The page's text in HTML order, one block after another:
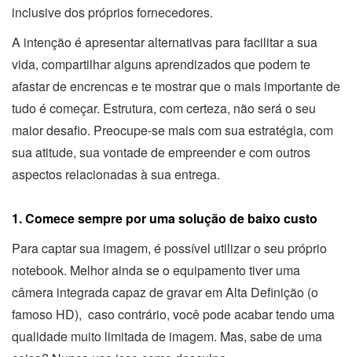
inclusive dos próprios fornecedores.
A intenção é apresentar alternativas para facilitar a sua
vida, compartilhar alguns aprendizados que podem te
afastar de encrencas e te mostrar que o mais importante de
tudo é começar. Estrutura, com certeza, não será o seu
maior desafio. Preocupe-se mais com sua estratégia, com
sua atitude, sua vontade de empreender e com outros
aspectos relacionadas à sua entrega.
1. Comece sempre por uma solução de baixo custo
Para captar sua imagem, é possível utilizar o seu próprio
notebook. Melhor ainda se o equipamento tiver uma
câmera integrada capaz de gravar em Alta Definição (o
famoso HD), caso contrário, você pode acabar tendo uma
qualidade muito limitada de imagem. Mas, sabe de uma